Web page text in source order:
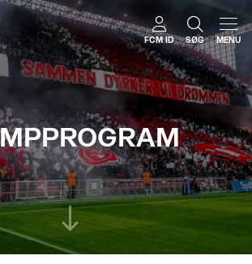
FCM ID SØG MENU